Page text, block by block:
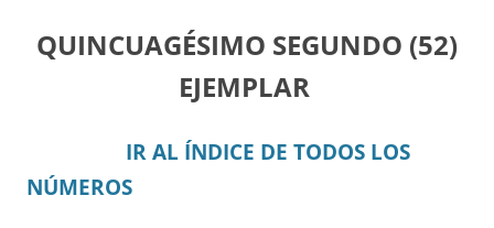
QUINCUAGÉSIMO SEGUNDO (52)
EJEMPLAR
IR AL ÍNDICE DE TODOS LOS
NÚMEROS